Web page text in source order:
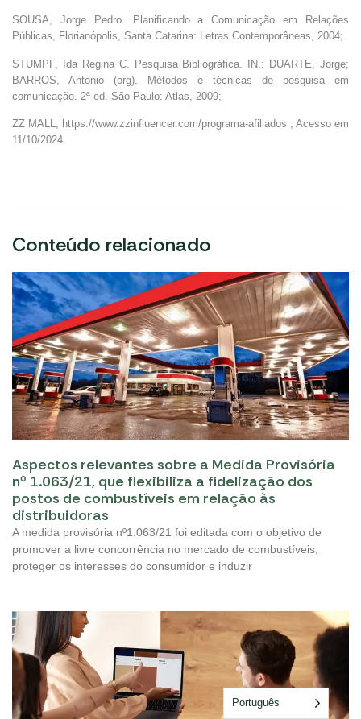
SOUSA, Jorge Pedro. Planificando a Comunicação em Relações
Públicas, Florianópolis, Santa Catarina: Letras Contemporâneas, 2004;
STUMPF, Ida Regina C. Pesquisa Bibliográfica. IN.: DUARTE, Jorge;
BARROS, Antonio (org). Métodos e técnicas de pesquisa em
comunicação. 2ª ed. São Paulo: Atlas, 2009;
ZZ MALL, https://www.zzinfluencer.com/programa-afiliados , Acesso em
11/10/2024.
Conteúdo relacionado
Aspectos relevantes sobre a Medida Provisória
nº 1.063/21, que flexibiliza a fidelização dos
postos de combustíveis em relação às
distribuidoras
A medida provisória nº1.063/21 foi editada com o objetivo de
promover a livre concorrência no mercado de combustíveis,
proteger os interesses do consumidor e induzir
Português